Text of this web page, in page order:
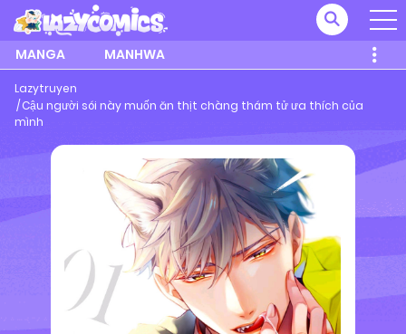
MANGA MANHWA
Lazytruyen
Cậu người sói này muốn ăn thịt chàng thám tử ưa thích của
mình